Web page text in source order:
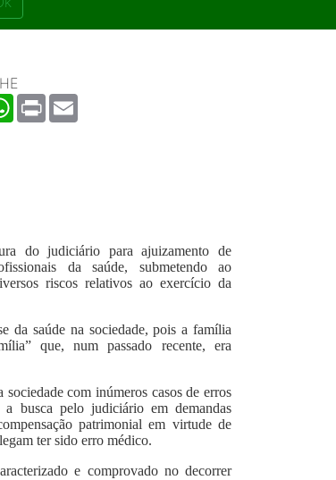
WhatsApp
Print
do judiciário para ajuizamento de
da saúde, submetendo ao
riscos relativos ao exercício da
da saúde na sociedade, pois a família
que, num passado recente, era
com inúmeros casos de erros
busca pelo judiciário em demandas
patrimonial em virtude de
ter sido erro médico.
e comprovado no decorrer